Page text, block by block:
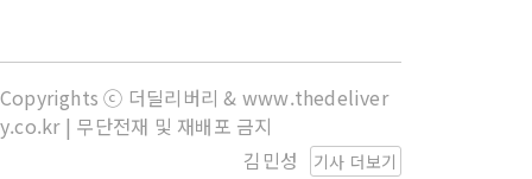
Copyrights ⓒ 더딜리버리 & www.thedeliver
y.co.kr | 무단전재 및 재배포 금지
기사 더보기
김민성